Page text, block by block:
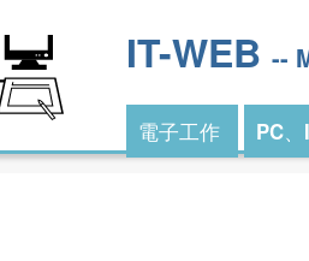
IT-WEB --
電子工作 PC